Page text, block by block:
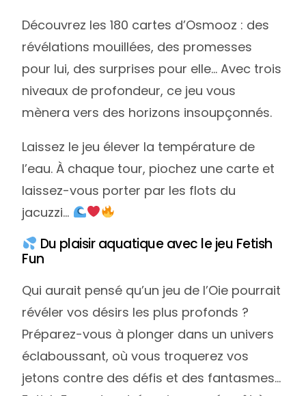
Découvrez les 180 cartes d’Osmooz : des
révélations mouillées, des promesses
pour lui, des surprises pour elle… Avec trois
niveaux de profondeur, ce jeu vous
mènera vers des horizons insoupçonnés.
Laissez le jeu élever la température de
l’eau. À chaque tour, piochez une carte et
laissez-vous porter par les flots du
jacuzzi…
Du plaisir aquatique avec le jeu Fetish
Fun
Qui aurait pensé qu’un jeu de l’Oie pourrait
révéler vos désirs les plus profonds ?
Préparez-vous à plonger dans un univers
éclaboussant, où vous troquerez vos
jetons contre des défis et des fantasmes…